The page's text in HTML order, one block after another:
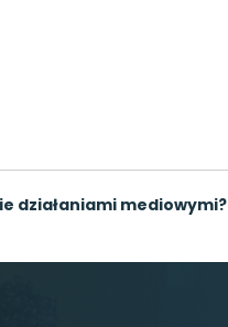
działaniami mediowymi?